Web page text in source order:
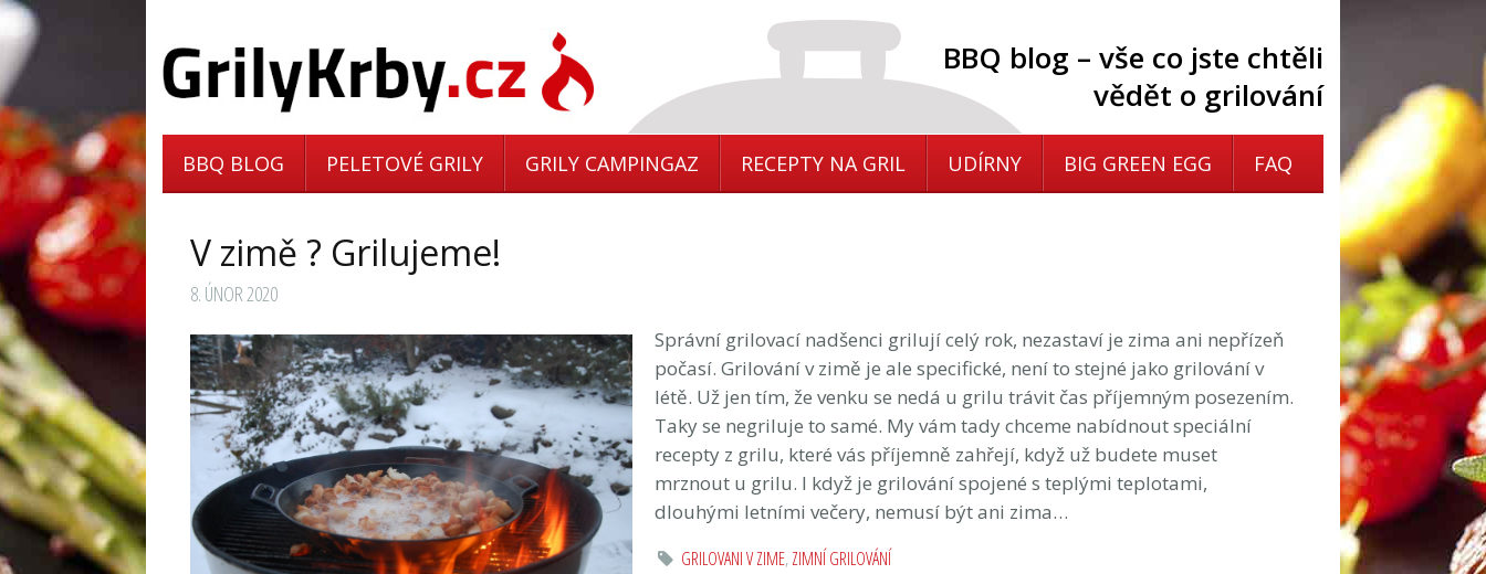
BBQ blog – vše co jste chtěli
vědět o grilování
BBQ BLOG PELETOVÉ GRILY GRILY CAMPINGAZ RECEPTY NA GRIL UDÍRNY BIG GREEN EGG FAQ
V zimě ? Grilujeme!
8. ÚNOR 2020
Správní grilovací nadšenci grilují celý rok, nezastaví je zima ani nepřízeň
počasí. Grilování v zimě je ale specifické, není to stejné jako grilování v
létě. Už jen tím, že venku se nedá u grilu trávit čas příjemným posezením.
Taky se negriluje to samé. My vám tady chceme nabídnout speciální
recepty z grilu, které vás příjemně zahřejí, když už budete muset
mrznout u grilu. I když je grilování spojené s teplými teplotami,
dlouhými letními večery, nemusí být ani zima…
GRILOVANI V ZIME,ZIMNÍ GRILOVÁNÍ